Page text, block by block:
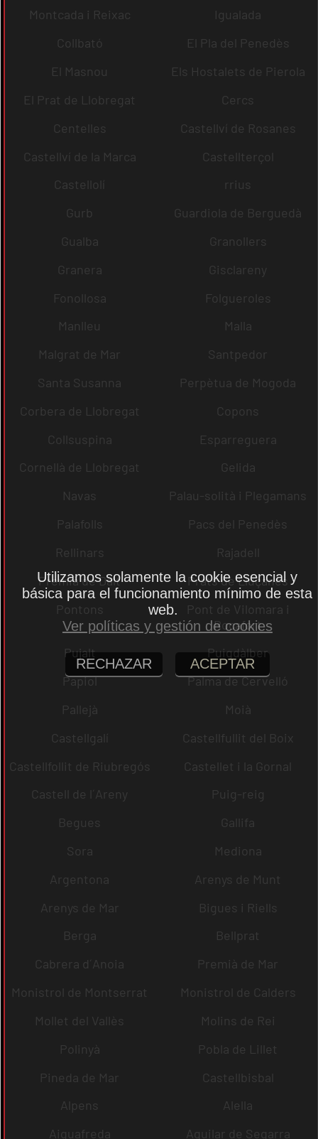
Montcada i Reixac
Igualada
Collbató
El Pla del Penedès
El Masnou
Els Hostalets de Pierola
El Prat de Llobregat
Cercs
Centelles
Castellví de Rosanes
Castellví de la Marca
Castellterçol
Castellolí
rrius
Gurb
Guardiola de Berguedà
Gualba
Granollers
Granera
Gisclareny
Fonollosa
Folgueroles
Manlleu
Malla
Malgrat de Mar
Santpedor
Santa Susanna
Perpètua de Mogoda
Corbera de Llobregat
Copons
Collsuspina
Esparreguera
Cornellà de Llobregat
Gelida
Navas
Palau-solità i Plegamans
Palafolls
Pacs del Penedès
Rellinars
Rajadell
Premià de Dalt
Prats de Lluçanès
Pontons
Pont de Vilomara i
Rocafort
Pujalt
Puigdàlber
Papiol
Palma de Cervelló
Pallejà
Moià
Castellgalí
Castellfullit del Boix
Castellfollit de Riubregós
Castellet i la Gornal
Castell de l´Areny
Puig-reig
Begues
Gallifa
Sora
Mediona
Argentona
Arenys de Munt
Arenys de Mar
Bigues i Riells
Berga
Bellprat
Cabrera d´Anoia
Premià de Mar
Monistrol de Montserrat
Monistrol de Calders
Mollet del Vallès
Molins de Rei
Polinyà
Pobla de Lillet
Pineda de Mar
Castellbisbal
Alpens
Alella
Aiguafreda
Aguilar de Segarra
Utilizamos solamente la cookie esencial y
básica para el funcionamiento mínimo de esta
web.
Ver políticas y gestión de cookies
RECHAZAR ACEPTAR